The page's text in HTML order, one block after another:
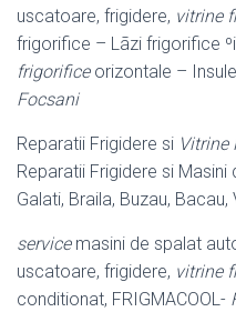
uscatoare, frigidere, vitrine
frigorifice – Lãzi frigorifice
frigorificeorizontale – Insule
Focsani
Reparatii Frigidere si Vitrine
Reparatii Frigidere si Masini
Galati, Braila, Buzau, Bacau,
servicemasini de spalat
uscatoare, frigidere, vitrine
conditionat, FRIGMACOOL-